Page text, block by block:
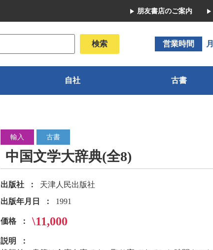
朋友書店のご案内
営業時間
自社 古書
輸入 古書
中国文学大辞典(全8)
出版社
天津人民出版社
出版年月日
1991
価格 \11,000
説明